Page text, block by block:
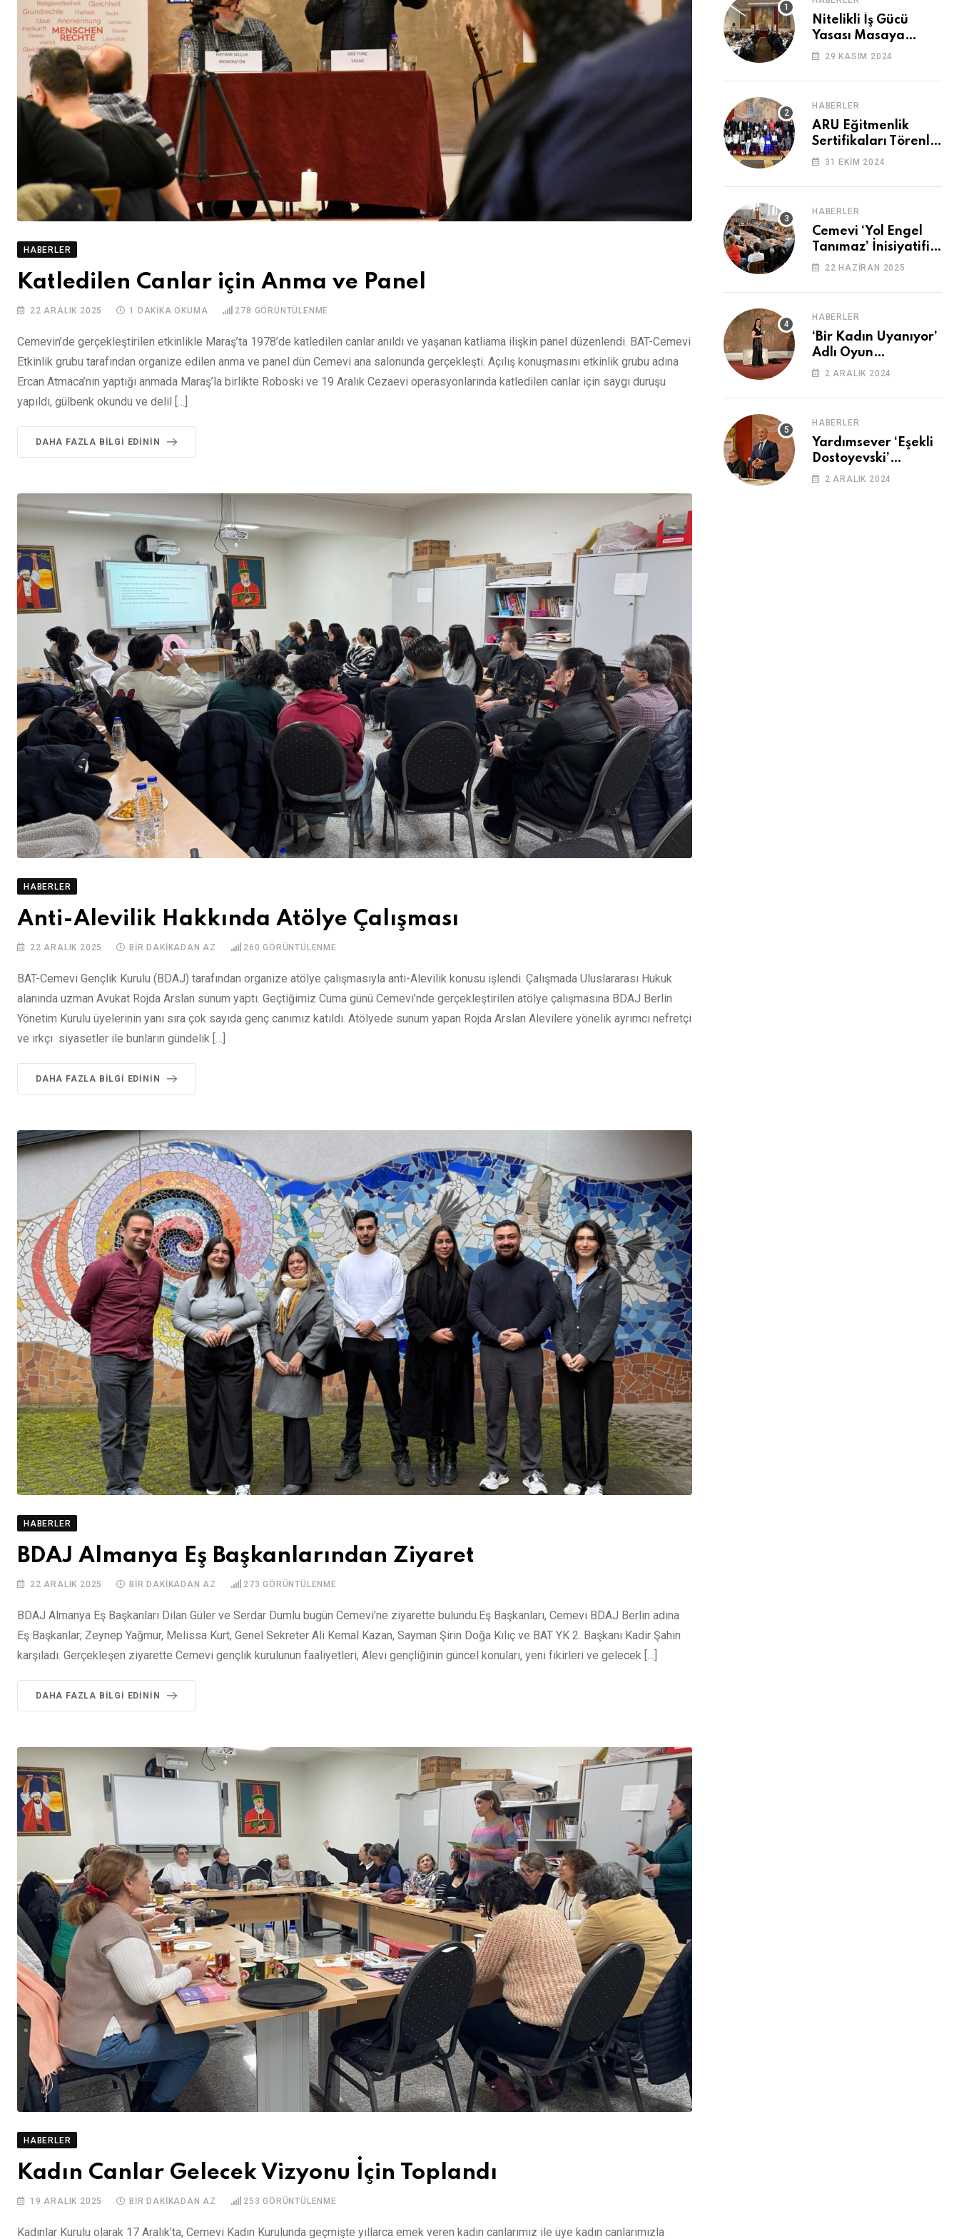
HABERLER
Katledilen Canlar için Anma ve Panel
22 ARALIK 2025 1 DAKIKA OKUMA 278 GÖRÜNTÜLENME
Cemevin’de gerçekleştirilen etkinlikle Maraş’ta 1978’de katledilen canlar anıldı ve yaşanan katliama ilişkin panel düzenlendi. BAT-Cemevi
Etkinlik grubu tarafından organize edilen anma ve panel dün Cemevi ana salonunda gerçekleşti. Açılış konuşmasını etkinlik grubu adına
Ercan Atmaca’nın yaptığı anmada Maraş’la birlikte Roboski ve 19 Aralık Cezaevi operasyonlarında katledilen canlar için saygı duruşu
yapıldı, gülbenk okundu ve delil […]
DAHA FAZLA BILGI EDININ
HABERLER
Anti-Alevilik Hakkında Atölye Çalışması
22 ARALIK 2025 BIR DAKIKADAN AZ 260 GÖRÜNTÜLENME
BAT-Cemevi Gençlik Kurulu (BDAJ) tarafından organize atölye çalışmasıyla anti-Alevilik konusu işlendi. Çalışmada Uluslararası Hukuk
alanında uzman Avukat Rojda Arslan sunum yaptı. Geçtiğimiz Cuma günü Cemevi’nde gerçekleştirilen atölye çalışmasına BDAJ Berlin
Yönetim Kurulu üyelerinin yanı sıra çok sayıda genç canımız katıldı. Atölyede sunum yapan Rojda Arslan Alevilere yönelik ayrımcı nefretçi
ve ırkçı siyasetler ile bunların gündelik […]
DAHA FAZLA BILGI EDININ
HABERLER
BDAJ Almanya Eş Başkanlarından Ziyaret
22 ARALIK 2025 BIR DAKIKADAN AZ 273 GÖRÜNTÜLENME
BDAJ Almanya Eş Başkanları Dilan Güler ve Serdar Dumlu bugün Cemevi’ne ziyarette bulundu.Eş Başkanları, Cemevi BDAJ Berlin adına
Eş Başkanlar; Zeynep Yağmur, Melissa Kurt, Genel Sekreter Ali Kemal Kazan, Sayman Şirin Doğa Kılıç ve BAT YK 2. Başkanı Kadir Şahin
karşıladı. Gerçekleşen ziyarette Cemevi gençlik kurulunun faaliyetleri, Alevi gençliğinin güncel konuları, yeni fikirleri ve gelecek […]
DAHA FAZLA BILGI EDININ
HABERLER
Kadın Canlar Gelecek Vizyonu İçin Toplandı
19 ARALIK 2025 BIR DAKIKADAN AZ 253 GÖRÜNTÜLENME
Kadınlar Kurulu olarak 17 Aralık’ta, Cemevi Kadın Kurulunda geçmişte yıllarca emek veren kadın canlarımız ile üye kadın canlarımızla
Nitelikli İş Gücü
Yasası Masaya
Yatırıldı
29 KASIM 2024
HABERLER
ARU Eğitmenlik
Sertifikaları Törenle
Alındı
31 EKIM 2024
HABERLER
Cemevi ‘Yol Engel
Tanımaz’ İnisiyatifi
2. Kez Buluştu
22 HAZIRAN 2025
HABERLER
‘Bir Kadın Uyanıyor’
Adlı Oyun
Cemevi’nde
2 ARALIK 2024
HABERLER
Yardımsever ‘Eşekli
Dostoyevski’
Cemevi’ndeydi
2 ARALIK 2024